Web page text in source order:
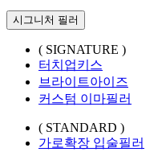
시그니처 필러
( SIGNATURE )
터치업키스
브라이트아이즈
커스텀 이마필러
( STANDARD )
가로확장 입술필러